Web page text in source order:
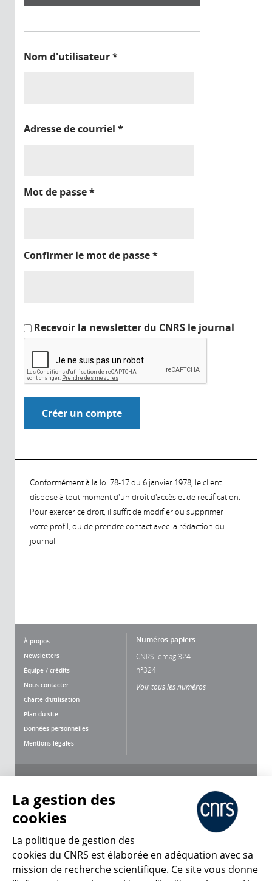
Nom d'utilisateur*
Adresse de courriel *
Mot de passe*
Confirmer le mot de passe*
Recevoir la newsletter du CNRS le journal
Conformément à la loi 78-17 du 6 janvier 1978, le client
dispose à tout moment d'un droit d'accès et de rectification.
Pour exercer ce droit, il suffit de modifier ou supprimer
votre profil, ou de prendre contact avec la rédaction du
journal.
À propos
Newsletters
Équipe / crédits
Nous contacter
Charte d'utilisation
Plan du site
Données personnelles
Mentions légales
Numéros papiers
CNRS lemag 324
n°324
Voir tous les numéros
CNRS Le Mag
La gestion des
cookies
La politique de gestion des
cookies du CNRS est élaborée en adéquation avec sa
mission de recherche scientifique. Ce site vous donne